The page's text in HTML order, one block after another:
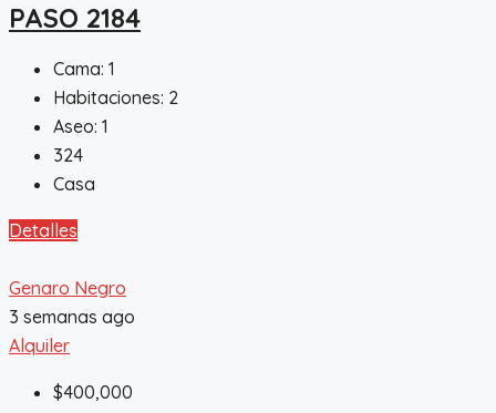
PASO 2184
Cama: 1
Habitaciones: 2
Aseo: 1
324
Casa
Detalles
Genaro Negro
3 semanas ago
Alquiler
$400,000